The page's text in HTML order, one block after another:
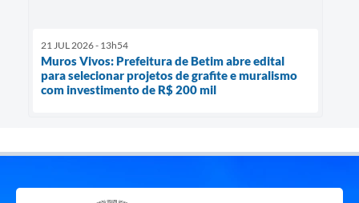
21 JUL 2026 - 13h54
Muros Vivos: Prefeitura de Betim abre edital
para selecionar projetos de grafite e muralismo
com investimento de R$ 200 mil